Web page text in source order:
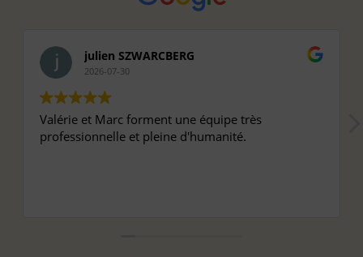
julien SZWARCBERG
2026-07-30
Valérie et Marc forment une équipe très
professionnelle et pleine d'humanité.